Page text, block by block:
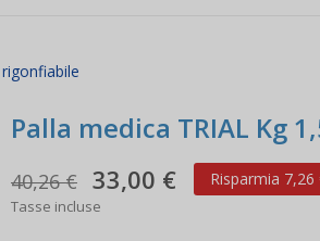
Palla medica TRIAL Kg
40,26 € 33,00 € Risparmia 7,26
Tasse incluse